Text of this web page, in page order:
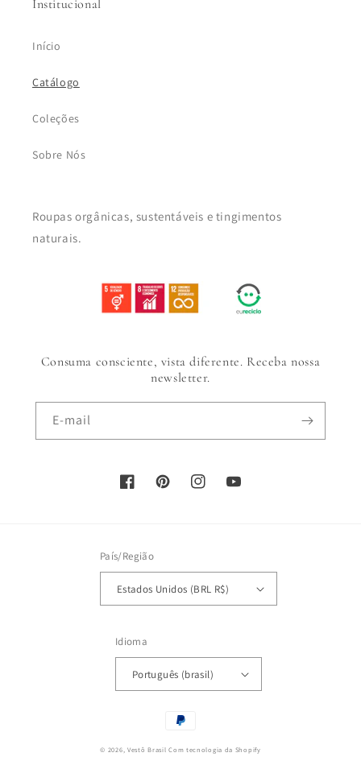
Institucional
Início
Catálogo
Coleções
Sobre Nós
Roupas orgânicas, sustentáveis e tingimentos
naturais.
Consuma consciente, vista diferente. Receba nossa
newsletter.
E-mail
FacebookPinterestInstagramYouTube
País/Região
Estados Unidos (BRL R$)
Idioma
Português (brasil)
Formas
pagamento
© 2026, Vestô Brasil Com tecnologia da Shopify